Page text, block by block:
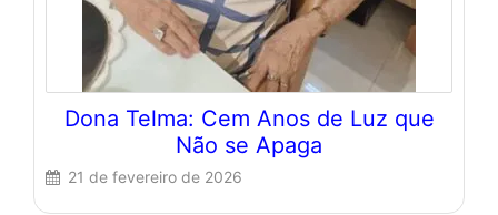
Dona Telma: Cem Anos de Luz que
Não se Apaga
21 de fevereiro de 2026